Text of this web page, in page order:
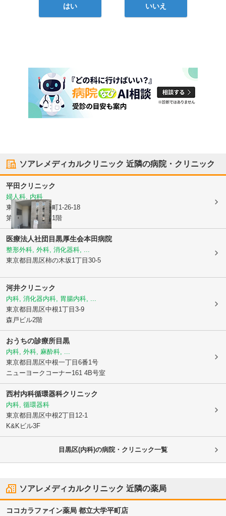
はい いいえ
ソアレメディカルクリニック 近隣の病院・クリニック
平田クリニック
婦人科, 内科
東京都目黒区平町1-26-18
第一ベルハウス1階
医療法人社団目黒厚生会本田病院
整形外科, 外科, 消化器科, ...
東京都目黒区柿の木坂1丁目30-5
河井クリニック
内科, 消化器内科, 胃腸内科, ...
東京都目黒区中根1丁目3-9
森戸ビル2階
おうちの診療所目黒
内科, 外科, 麻酔科, ...
東京都目黒区中根一丁目6番1号
ニューヨークコーナー161 4B号室
西村内科循環器科クリニック
内科, 循環器科
東京都目黒区中根2丁目12-1
K&Kビル3F
目黒区(内科)の病院・クリニック一覧
ソアレメディカルクリニック 近隣の薬局
ココカラファイン薬局 都立大学平町店